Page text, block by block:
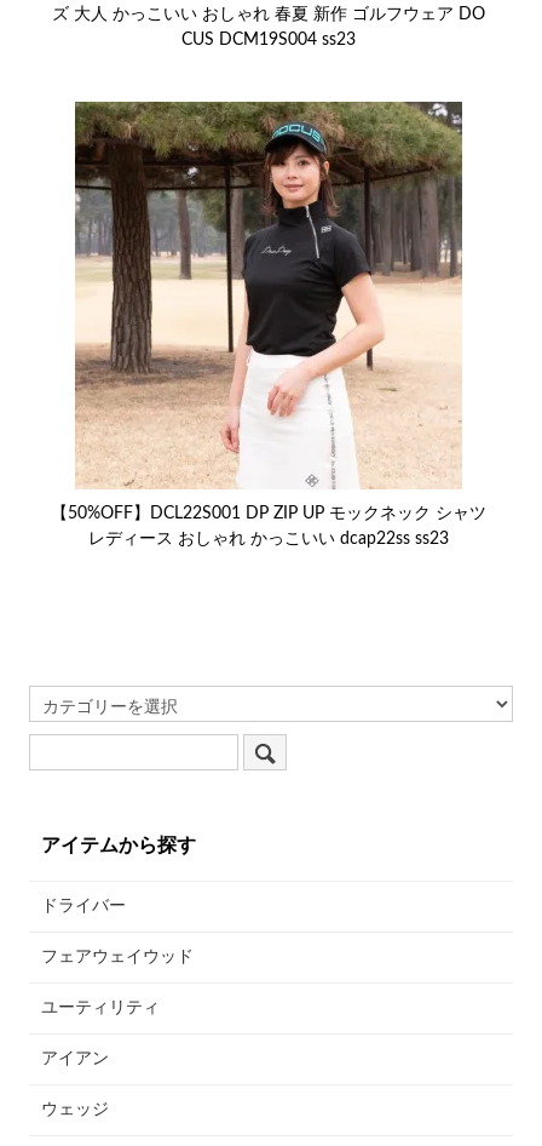
ズ 大人 かっこいい おしゃれ 春夏 新作 ゴルフウェア DO
CUS DCM19S004 ss23
【50%OFF】DCL22S001 DP ZIP UP モックネック シャツ
レディース おしゃれ かっこいい dcap22ss ss23
アイテムから探す
ドライバー
フェアウェイウッド
ユーティリティ
アイアン
ウェッジ